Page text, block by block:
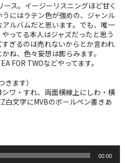
ス。イージーリスニングほど甘く
にはラテン色が強めの、ジャンル
ルバムだと思います。でも、唯一
ってる本人はジャズだったと思う
ぎるのは売れないからとか言われ
ね、色々妄想は膨らみます。
FOR TWOなどやってます。
ます）
ワ・すれ、両面横線上にしわ・横
白文字にMVBのボールペン書きあ
00:00